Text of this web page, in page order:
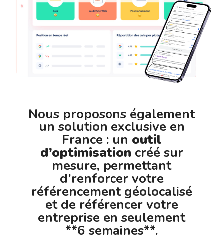
Nous proposons également
un solution exclusive en
France : un outil
d’optimisation créé sur
mesure, permettant
d’renforcer votre
référencement géolocalisé
et de référencer votre
entreprise en seulement
**6 semaines**.